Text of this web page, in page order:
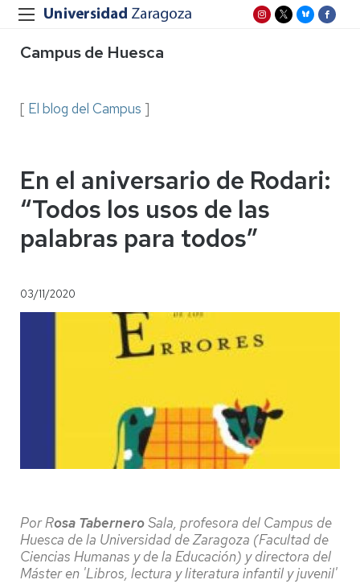
Campus de Huesca
[ El blog del Campus ]
En el aniversario de Rodari:
“Todos los usos de las
palabras para todos”
03/11/2020
Por Rosa TaberneroSala, profesora del Campus de
Huesca de la Universidad de Zaragoza (Facultad de
Ciencias Humanas y de la Educación) y directora del
Máster en 'Libros, lectura y literatura infantil y juvenil'